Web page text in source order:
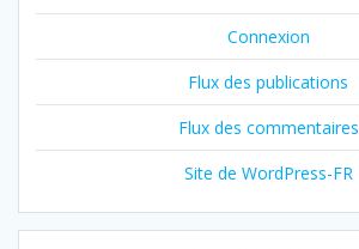
Connexion
Flux des publications
Flux des commentaires
Site de WordPress-FR